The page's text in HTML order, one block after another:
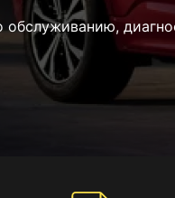
обслуживанию,